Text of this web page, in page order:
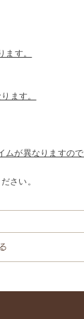
す。
ます。
が異なりますので
さい。